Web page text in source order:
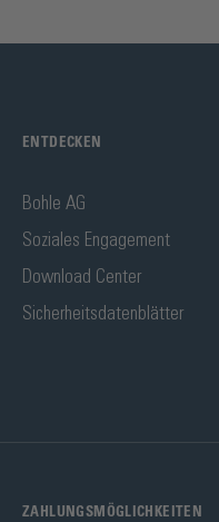
ENTDECKEN
Bohle AG
Soziales Engagement
Download Center
Sicherheitsdatenblätter
ZAHLUNGSMÖGLICHKEITEN